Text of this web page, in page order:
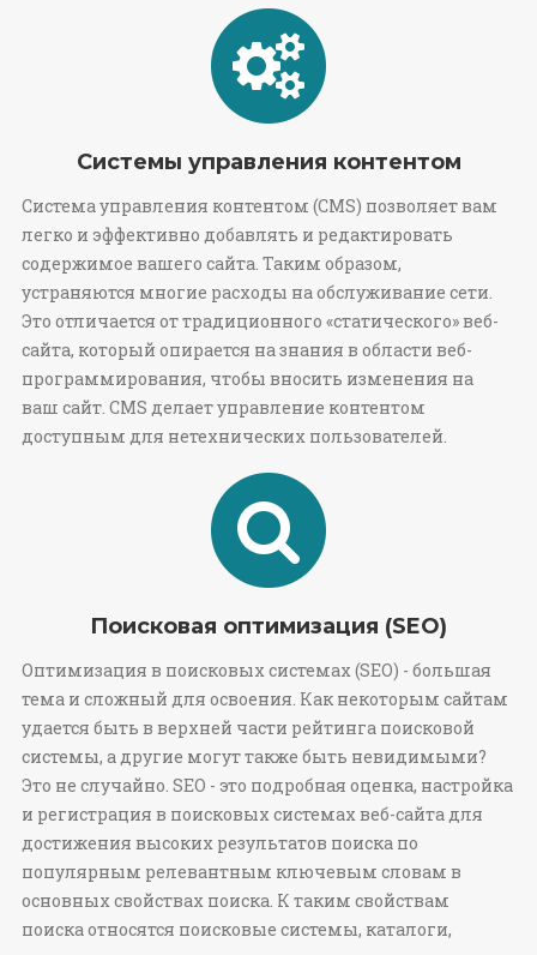
Системы управления контентом
Система управления контентом (CMS) позволяет вам
легко и эффективно добавлять и редактировать
содержимое вашего сайта. Таким образом,
устраняются многие расходы на обслуживание сети.
Это отличается от традиционного «статического» веб-
сайта, который опирается на знания в области веб-
программирования, чтобы вносить изменения на
ваш сайт. CMS делает управление контентом
доступным для нетехнических пользователей.
Поисковая оптимизация (SEO)
Оптимизация в поисковых системах (SEO) - большая
тема и сложный для освоения. Как некоторым сайтам
удается быть в верхней части рейтинга поисковой
системы, а другие могут также быть невидимыми?
Это не случайно. SEO - это подробная оценка, настройка
и регистрация в поисковых системах веб-сайта для
достижения высоких результатов поиска по
популярным релевантным ключевым словам в
основных свойствах поиска. К таким свойствам
поиска относятся поисковые системы, каталоги,